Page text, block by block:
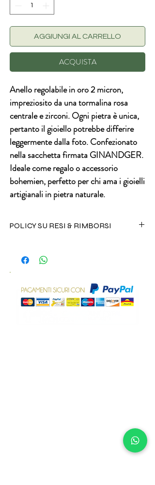
AGGIUNGI AL CARRELLO
ACQUISTA
Anello regolabile in oro 2 micron,
impreziosito da una tormalina rosa
centrale e zirconi. Ogni pietra è unica,
pertanto il gioiello potrebbe differire
leggermente dalla foto. Confezionato
nella sacchetta firmata GINANDGER.
Ideale come regalo o accessorio
bohemien, perfetto per chi ama i gioielli
artigianali in pietra naturale.
POLICY SU RESI & RIMBORSI
Tutta l'oggettistica può invece essere
sostituita in caso di danneggiamento
durante trasporto inviando un messaggio
al numero +39 3496820417